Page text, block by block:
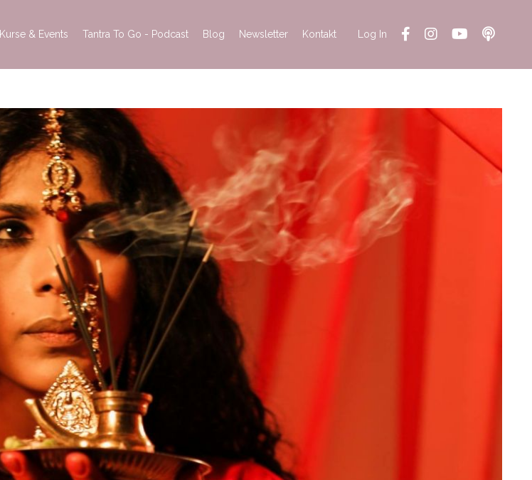
Kurse & Events Tantra To Go - Podcast Blog Newsletter Kontakt Log In